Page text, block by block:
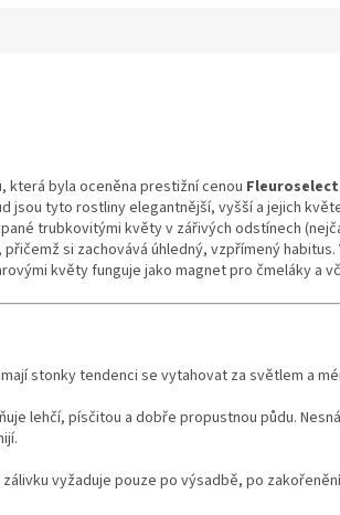
byla oceněna prestižní cenou
jsou tyto rostliny elegantnější, vyšší a jejich
trubkovitými květy v zářivých odstínech
přičemž si zachovává úhledný, vzpřímený
květy funguje jako magnet pro čmeláky a
stonky tendenci se vytahovat za světlem a
lehčí, písčitou a dobře propustnou půdu.
vyžaduje pouze po výsadbě, po